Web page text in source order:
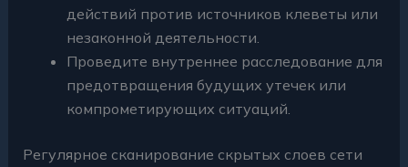
действий против источников клеветы или
незаконной деятельности.
Проведите внутреннее расследование для
предотвращения будущих утечек или
компрометирующих ситуаций.
Регулярное сканирование скрытых слоев сети